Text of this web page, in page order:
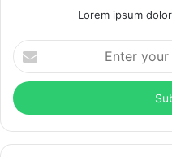
Lorem ipsum
E
n
e
y